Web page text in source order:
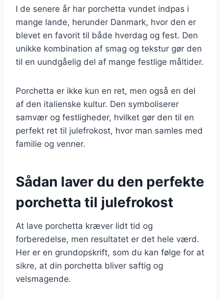
I de senere år har porchetta vundet indpas i
mange lande, herunder Danmark, hvor den er
blevet en favorit til både hverdag og fest. Den
unikke kombination af smag og tekstur gør den
til en uundgåelig del af mange festlige måltider.
Porchetta er ikke kun en ret, men også en del
af den italienske kultur. Den symboliserer
samvær og festligheder, hvilket gør den til en
perfekt ret til julefrokost, hvor man samles med
familie og venner.
Sådan laver du den perfekte
porchetta til julefrokost
At lave porchetta kræver lidt tid og
forberedelse, men resultatet er det hele værd.
Her er en grundopskrift, som du kan følge for at
sikre, at din porchetta bliver saftig og
velsmagende.